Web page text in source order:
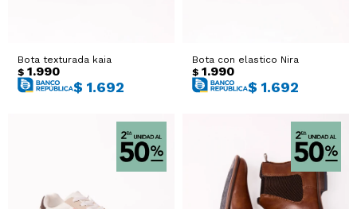
Bota texturada kaia
$ 1.990
$ 1.692
Bota con elastico Nira
$ 1.990
$ 1.692
Trajes
Ver todo